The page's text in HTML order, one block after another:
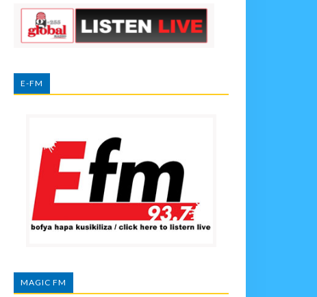
E-FM
MAGIC FM